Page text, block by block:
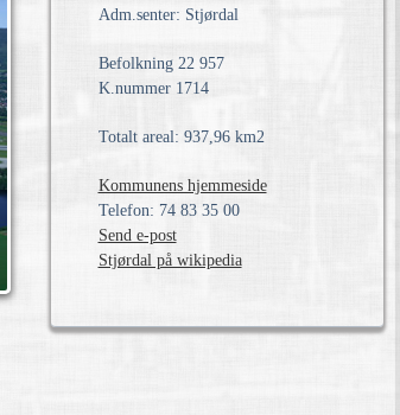
Adm.senter: Stjørdal
Befolkning 22 957
K.nummer 1714
Totalt areal: 937,96 km2
Kommunens hjemmeside
Telefon: 74 83 35 00
Send e-post
Stjørdal på wikipedia